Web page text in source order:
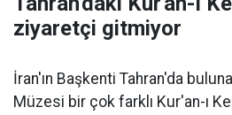
ziyaretçi gitmiyor
İran'ın Başkenti Tahran'da
Müzesi bir çok farklı Kur'an-ı